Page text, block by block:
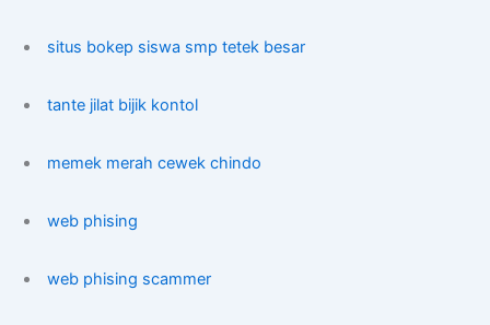
situs bokep siswa smp tetek besar
tante jilat bijik kontol
memek merah cewek chindo
web phising
web phising scammer